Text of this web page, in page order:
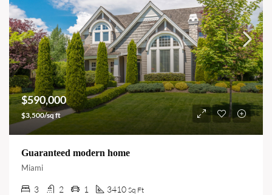
$590,000
$3,500/sq ft
Guaranteed modern home
Miami
3 2 1 3410 Sq Ft